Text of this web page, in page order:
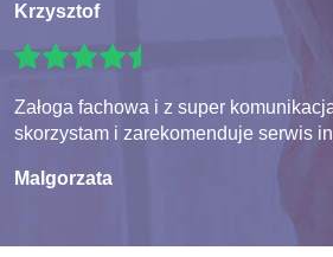
Krzysztof
Załoga fachowa i z super
skorzystam i zarekomenduje serwis
Malgorzata